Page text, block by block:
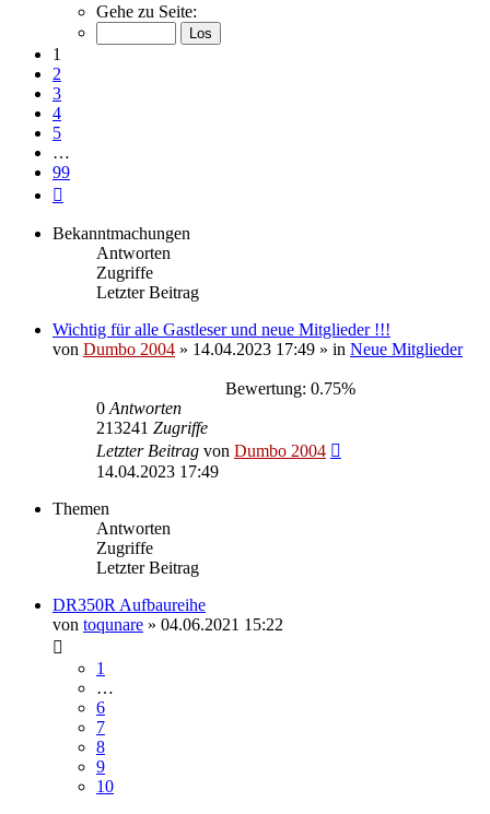
von
Gehe zu Seite:
1
2
3
4
5
…
99
Bekanntmachungen
Antworten
Zugriffe
Letzter Beitrag
Wichtig für alle Gastleser und neue Mitglieder !!!
von Dumbo 2004 » 14.04.2023 17:49 » in Neue Mitglieder
Bewertung: 0.75%
0 Antworten
213241 Zugriffe
Letzter Beitrag von Dumbo 2004
14.04.2023 17:49
Themen
Antworten
Zugriffe
Letzter Beitrag
DR350R Aufbaureihe
von toqunare » 04.06.2021 15:22
1
…
6
7
8
9
10